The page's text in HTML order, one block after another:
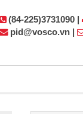
(84-225)3731090 |
pid@vosco.vn |